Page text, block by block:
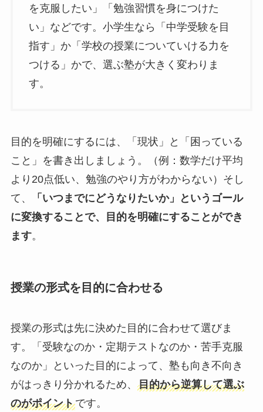
を克服したい」「勉強習慣を身につけた
い」などです。小学生なら「中学受験を目
指す」か「学校の授業についていける力を
つける」かで、選ぶ塾が大きく変わりま
す。
目的を明確にするには、「現状」と「困っている
こと」を書き出しましょう。（例：数学だけ平均
より20点低い、勉強のやり方がわからない）そし
て、
「いつまでにどうなりたいか」というゴール
に変換することで、目的を明確にすることができ
ます。
授業の形式を目的に合わせる
授業の形式は先に決めた目的に合わせて選びま
す。「受験なのか・定期テストなのか・苦手克服
なのか」といった目的によって、塾も向き不向き
がはっきり分かれるため、 目的から逆算して選ぶ
のがポイントです。